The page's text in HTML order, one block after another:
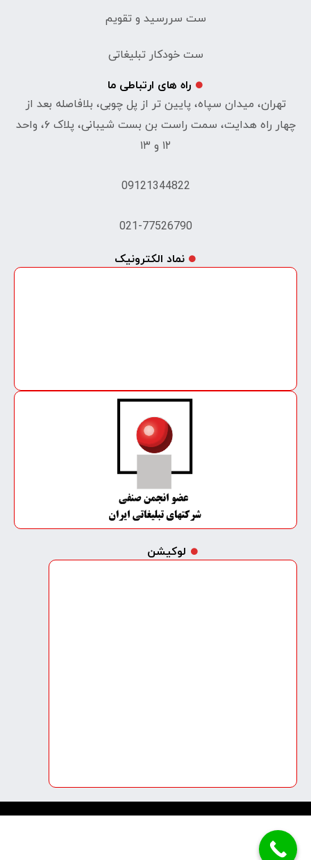
ست سررسید و تقویم
ست خودکار تبلیغاتی
راه های ارتباطی ما
تهران، میدان سپاه، پایین تر از پل چوبی، بلافاصله بعد از
چهار راه هدایت، سمت راست بن بست شیبانی، پلاک ۶، واحد
۱۲ و ۱۳
09121344822
021-77526790
نماد الکترونیک
لوکیشن